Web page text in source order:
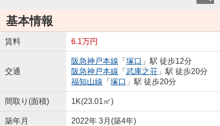
基本情報
賃料 6.1万円
交通
阪急神戸本線 「 塚口 」駅 徒歩12分
阪急神戸本線 「 武庫之荘」駅 徒歩20分
福知山線 「 塚口 」駅 徒歩20分
間取り(面積) 1K(23.01㎡)
築年月 2022年 3月(築4年)